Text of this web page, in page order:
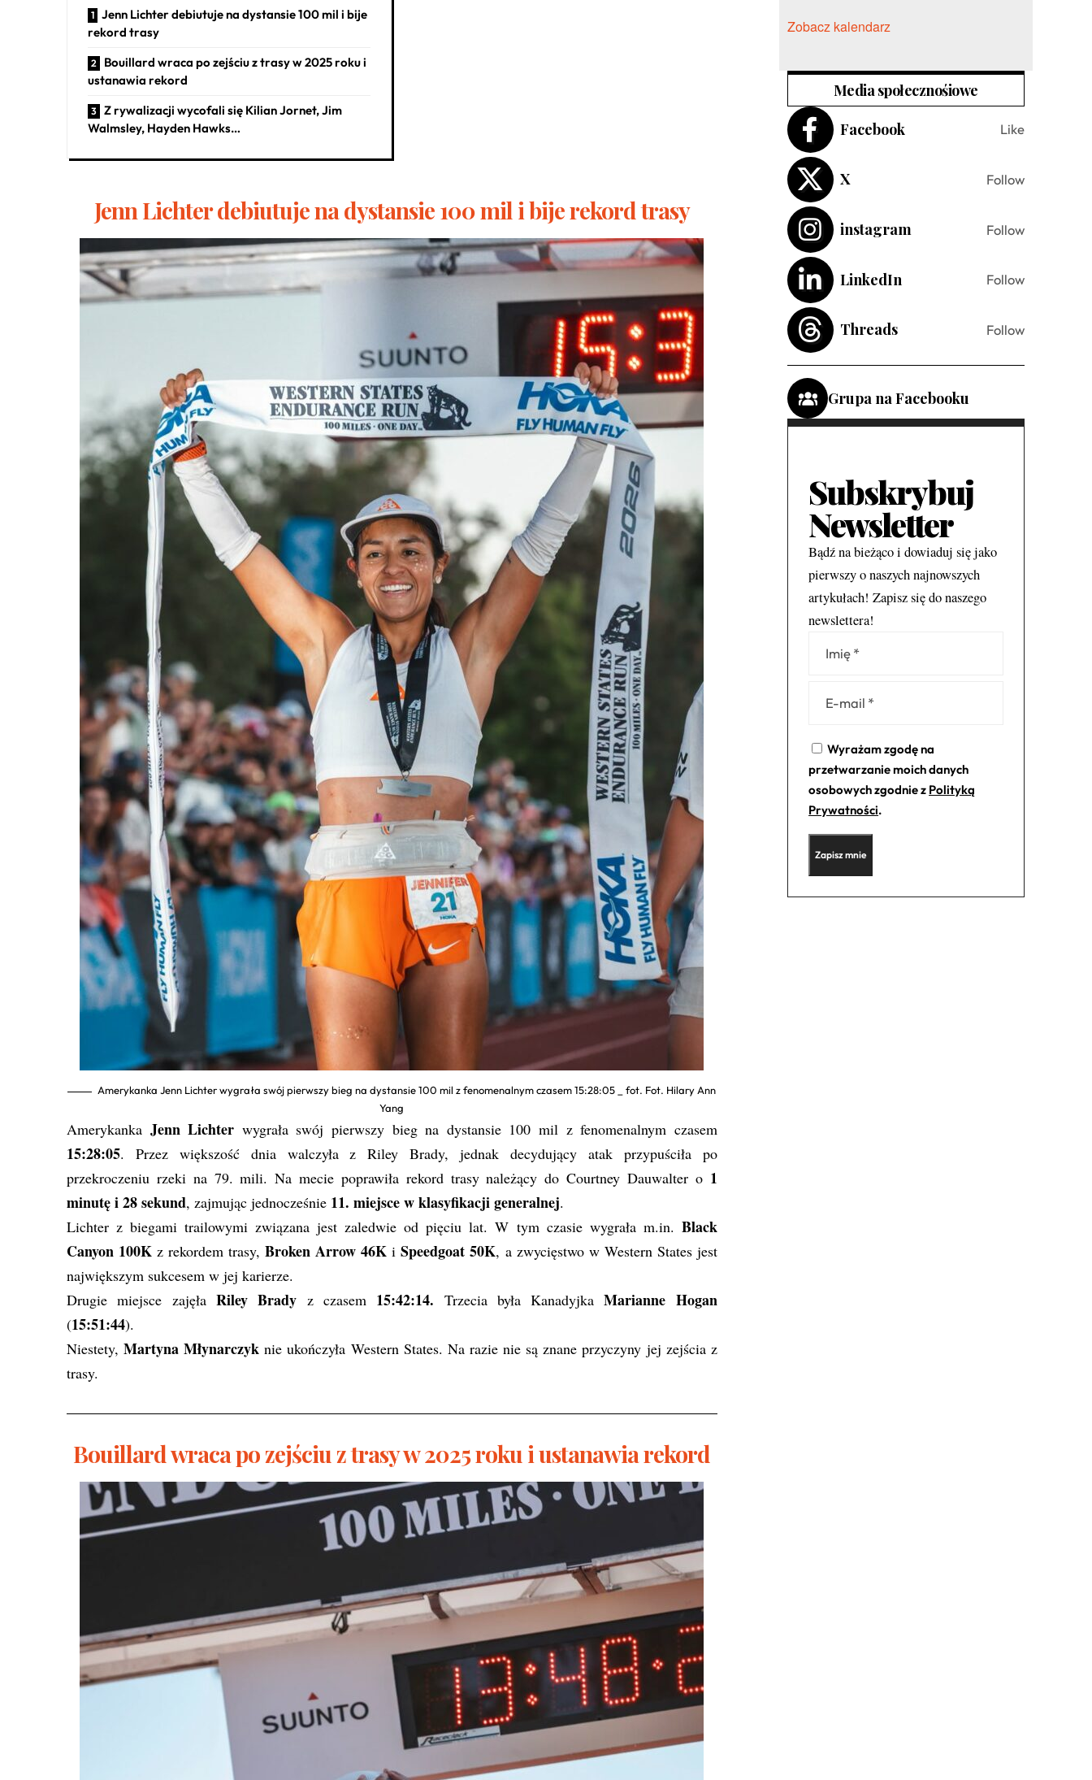
Jenn Lichter debiutuje na dystansie 100 mil i bije
rekord trasy
Bouillard wraca po zejściu z trasy w 2025 roku i
ustanawia rekord
Z rywalizacji wycofali się Kilian Jornet, Jim
Walmsley, Hayden Hawks…
Jenn Lichter debiutuje na dystansie 100 mil i bije rekord trasy
Amerykanka Jenn Lichter wygrała swój pierwszy bieg na dystansie 100 mil z fenomenalnym czasem 15:28:05 _ fot. Fot. Hilary Ann
Yang
Amerykanka Jenn Lichter wygrała swój pierwszy bieg na dystansie 100 mil z fenomenalnym czasem
15:28:05. Przez większość dnia walczyła z Riley Brady, jednak decydujący atak przypuściła po
przekroczeniu rzeki na 79. mili. Na mecie poprawiła rekord trasy należący do Courtney Dauwalter o 1
minutę i 28 sekund, zajmując jednocześnie 11. miejsce w klasyfikacji generalnej.
Lichter z biegami trailowymi związana jest zaledwie od pięciu lat. W tym czasie wygrała m.in. Black
Canyon 100K z rekordem trasy,Broken Arrow 46K iSpeedgoat 50K, a zwycięstwo w Western States jest
największym sukcesem w jej karierze.
Drugie miejsce zajęła Riley Brady z czasem 15:42:14. Trzecia była KanadyjkaMarianne Hogan
(15:51:44).
Niestety,Martyna Młynarczyk nie ukończyła Western States. Na razie nie są znane przyczyny jej zejścia z
trasy.
Bouillard wraca po zejściu z trasy w 2025 roku i ustanawia rekord
Zobacz kalendarz
Media społecznośiowe
Facebook
Like
X Follow
instagram Follow
LinkedIn Follow
Threads Follow
Grupa na Facebooku
Subskrybuj
Newsletter
Bądź na bieżąco i dowiaduj się jako
pierwszy o naszych najnowszych
artykułach! Zapisz się do naszego
newslettera!
Wyrażam zgodę na
przetwarzanie moich danych
osobowych zgodnie z Polityką
Prywatności.
Alternative: